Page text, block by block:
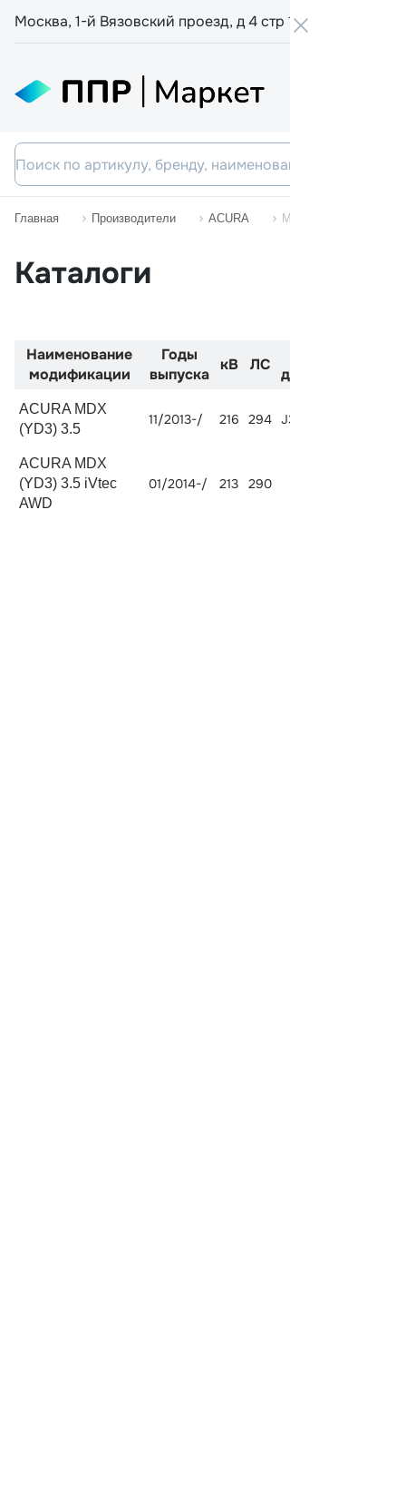
Москва, 1-й Вязовский проезд, д 4 стр 19
Главная Производители ACURA MDX (YD3)
Каталоги
Наименование
модификации
Годы
выпуска
кВ ЛС
двигателя
ACURA MDX
(YD3) 3.5
11/2013-/ 216 294 J35Y4
ACURA MDX
(YD3) 3.5 iVtec
AWD
01/2014-/ 213 290